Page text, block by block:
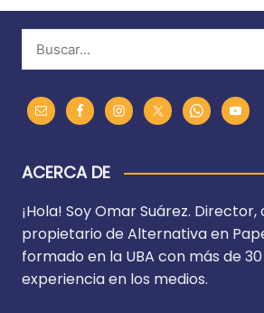
ACERCA DE
¡Hola! Soy Omar Suárez.
propietario de Alternativa en
formado en la UBA con más de
experiencia en los medios.